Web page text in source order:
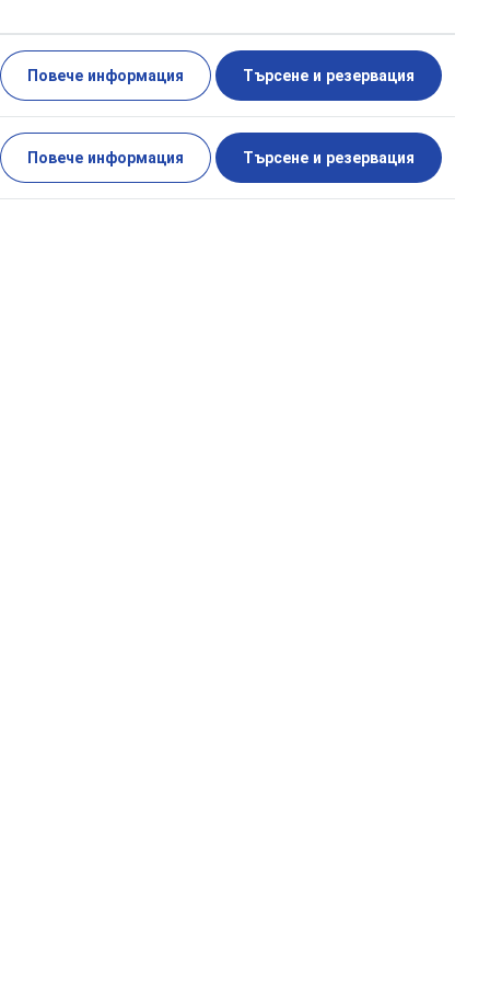
Повече информация Търсене и резервация
Повече информация Търсене и резервация